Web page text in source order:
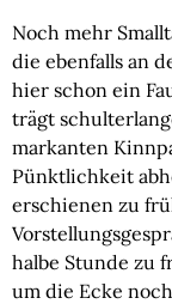
Noch mehr
die ebenfalls an
hier schon ein
trägt
markanten
Pünktlichkeit
erschienen zu
halbe Stunde zu
um die Ecke